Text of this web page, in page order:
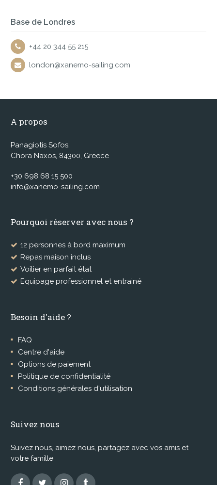
Base de Londres
+44 20 344 55 215
london@xanemo-sailing.com
A propos
Panagiotis Sofos.
Chora Naxos, 84300, Greece
+30 698 68 15 500
info@xanemo-sailing.com
Pourquoi réserver avec nous ?
12 personnes à bord maximum
Repas maison inclus
Voilier en parfait état
Equipage professionnel et entrainé
Besoin d'aide ?
FAQ
Centre d'aide
Options de paiement
Politique de confidentialité
Conditions générales d'utilisation
Suivez nous
Suivez nous, aimez nous, partagez avec vos amis et
votre famille